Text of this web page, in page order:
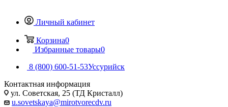
Личный кабинет
Корзина0
Избранные товары0
8 (800) 600-51-53Уссурийск
Контактная информация
ул. Советская, 25 (ТД Кристалл)
u.sovetskaya@mirotvorecdv.ru